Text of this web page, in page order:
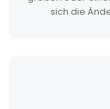
sich die